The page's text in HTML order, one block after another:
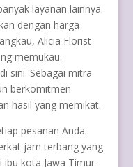
layanan lainnya.
dengan harga
Alicia Florist
memukau.
sini. Sebagai mitra
berkomitmen
hasil yang memikat.
pesanan Anda
jam terbang yang
ibu kota Jawa Timur